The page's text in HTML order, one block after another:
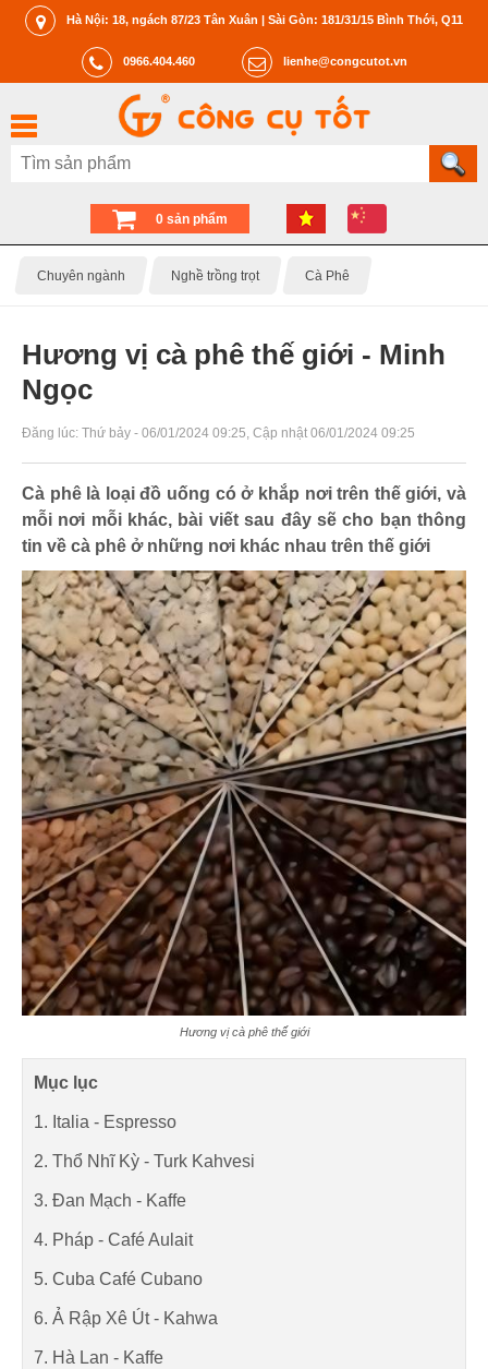
Hà Nội: 18, ngách 87/23 Tân Xuân | Sài Gòn: 181/31/15 Bình Thới, Q11
0966.404.460 lienhe@congcutot.vn
0 sản phẩm
Chuyên ngành Nghề trồng trọt Cà Phê
Hương vị cà phê thế giới - Minh
Ngọc
Đăng lúc: Thứ bảy - 06/01/2024 09:25, Cập nhật 06/01/2024 09:25
Cà phê là loại đồ uống có ở khắp nơi trên thế giới, và
mỗi nơi mỗi khác, bài viết sau đây sẽ cho bạn thông
tin về cà phê ở những nơi khác nhau trên thế giới
Hương vị cà phê thế giới
Mục lục
1. Italia - Espresso
2. Thổ Nhĩ Kỳ - Turk Kahvesi
3. Đan Mạch - Kaffe
4. Pháp - Café Aulait
5. Cuba Café Cubano
6. Ả Rập Xê Út - Kahwa
7. Hà Lan - Kaffe